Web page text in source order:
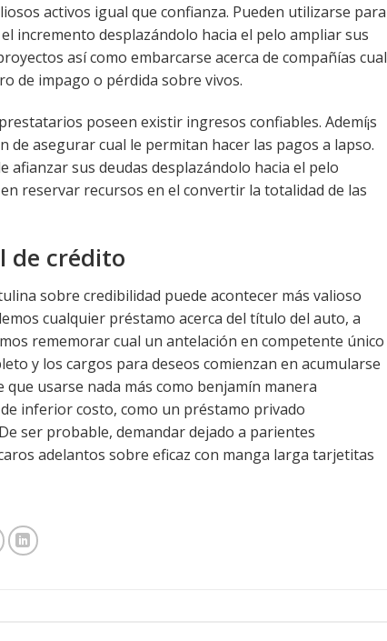
activos igual que confianza. Pueden utilizarse para
incremento desplazándolo hacia el pelo ampliar sus
así­ como embarcarse acerca de compañías cual
de impago o pérdida sobre vivos.
poseen existir ingresos confiables. Ademí¡s
asegurar cual le permitan hacer las pagos a lapso.
sus deudas desplazándolo hacia el pelo
reservar recursos en el convertir la totalidad de las
de crédito
sobre credibilidad puede acontecer más valioso
cualquier préstamo acerca del título del auto, a
rememorar cual un antelación en competente único
y los cargos para deseos comienzan en acumularse
usarse nada más como benjamín manera
inferior costo, como un préstamo privado
ser probable, demandar dejado a parientes
adelantos sobre eficaz con manga larga tarjetitas